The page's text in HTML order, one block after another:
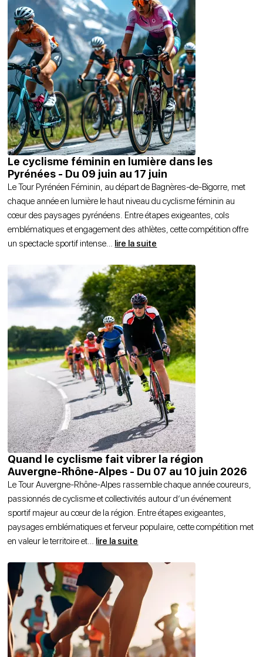
Le cyclisme féminin en lumière dans les
Pyrénées - Du 09 juin au 17 juin
Le Tour Pyrénéen Féminin, au départ de Bagnères-de-Bigorre, met
chaque année en lumière le haut niveau du cyclisme féminin au
cœur des paysages pyrénéens. Entre étapes exigeantes, cols
emblématiques et engagement des athlètes, cette compétition offre
un spectacle sportif intense… lire la suite
Quand le cyclisme fait vibrer la région
Auvergne-Rhône-Alpes - Du 07 au 10 juin 2026
Le Tour Auvergne-Rhône-Alpes rassemble chaque année coureurs,
passionnés de cyclisme et collectivités autour d’un événement
sportif majeur au cœur de la région. Entre étapes exigeantes,
paysages emblématiques et ferveur populaire, cette compétition met
en valeur le territoire et… lire la suite